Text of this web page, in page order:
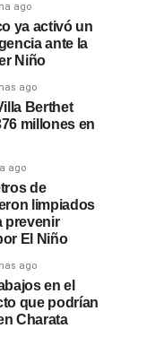
ago
ya activó un
ante la
Niño
ago
Berthet
millones en
ago
de
limpiados
prevenir
El Niño
ago
en el
que podrían
Charata